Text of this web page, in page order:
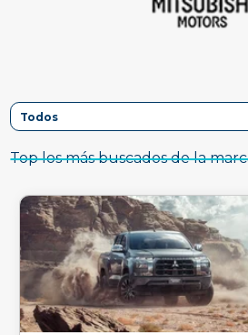
Top los más buscados de la